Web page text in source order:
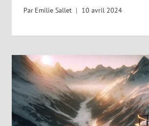
Par Emilie Sallet 10 avril 2024